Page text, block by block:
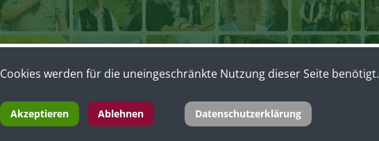
Cookies werden für die uneingeschränkte Nutzung dieser Seite benötigt.
Akzeptieren Ablehnen Datenschutzerklärung